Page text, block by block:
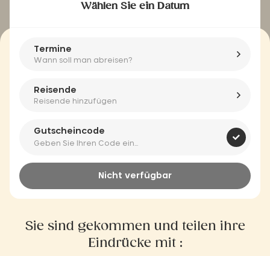
Wählen Sie ein Datum
Termine
Wann soll man abreisen?
Reisende
Reisende hinzufügen
Gutscheincode
Nicht verfügbar
Sie sind gekommen und teilen ihre
Eindrücke mit :